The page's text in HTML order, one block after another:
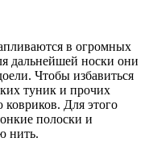
в огромных
дальнейшей носки они
Чтобы избавиться
туник и прочих
Для этого
полоски и
нить.